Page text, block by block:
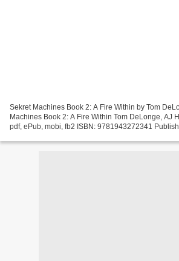
Sekret Machines Book 2: A Fire Within by Tom
Machines Book 2: A Fire Within Tom DeLonge, AJ
pdf, ePub, mobi, fb2 ISBN: 9781943272341